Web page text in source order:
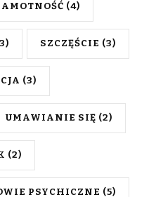
(4)
SZCZĘŚCIE (3)
(3)
UMAWIANIE SIĘ (2)
(2)
PSYCHICZNE (5)